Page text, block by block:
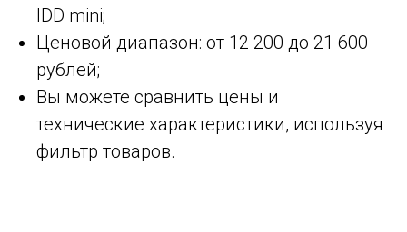
IDD mini;
Ценовой диапазон: от 12 200 до 21 600
рублей;
Вы можете сравнить цены и
технические характеристики, используя
фильтр товаров.